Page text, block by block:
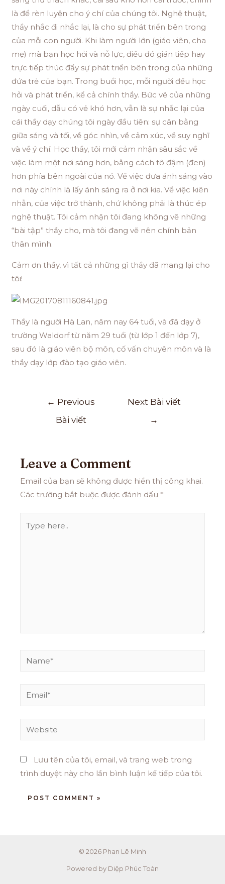
là để rèn luyện cho ý chí của chúng tôi. Nghệ thuật,
thầy nhắc đi nhắc lại, là cho sự phát triển bên trong
của mỗi con người. Khi làm người lớn (giáo viên, cha
mẹ) mà bạn học hỏi và nỗ lực, điều đó gián tiếp hay
trực tiếp thúc đẩy sự phát triển bên trong của những
đứa trẻ của bạn. Trong buổi học, mỗi người đều học
hỏi và phát triển, kể cả chính thầy. Bức vẽ của những
ngày cuối, dẫu có vẻ khó hơn, vẫn là sự nhắc lại của
cái thầy dạy chúng tôi ngày đầu tiên: sự cân bằng
giữa sáng và tối, về góc nhìn, về cảm xúc, về suy nghĩ
và về ý chí. Học thầy, tôi mới cảm nhận sâu sắc về
việc làm một nơi sáng hơn, bằng cách tô đậm (đen)
hơn phía bên ngoài của nó. Về việc đưa ánh sáng vào
nơi này chính là lấy ánh sáng ra ở nơi kia. Về việc kiên
nhẫn, của việc trở thành, chứ không phải là thúc ép
nghệ thuật. Tôi cảm nhận tôi đang không vẽ những
“bài tập” thầy cho, mà tôi đang vẽ nên chính bản
thân mình.
Cảm ơn thầy, vì tất cả những gì thầy đã mang lại cho
tôi!
Thầy là người Hà Lan, năm nay 64 tuổi, và đã dạy ở
trường Waldorf từ năm 29 tuổi (từ lớp 1 đến lớp 7),
sau đó là giáo viên bộ môn, cố vấn chuyên môn và là
thầy dạy lớp đào tạo giáo viên.
← Previous
Bài viết
Next Bài viết
→
Leave a Comment
Email của bạn sẽ không được hiển thị công khai.
Các trường bắt buộc được đánh dấu *
Lưu tên của tôi, email, và trang web trong
trình duyệt này cho lần bình luận kế tiếp của tôi.
© 2026 Phan Lê Minh
Powered by Diệp Phúc Toàn